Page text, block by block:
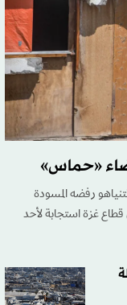
«حماس»
رفضه المسودة
قطاع غزة استجابة لأحد